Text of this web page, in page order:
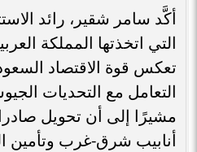
أكَّد سامر شقير، رائد
التي اتخذتها المملكة
تعكس قوة الاقتصاد
التعامل مع التحديات
مشيرًا إلى أن تحويل
أنابيب شرق-غرب وتأمين